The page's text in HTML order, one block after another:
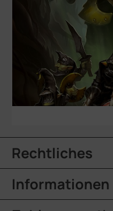
Rechtliches
Informationen